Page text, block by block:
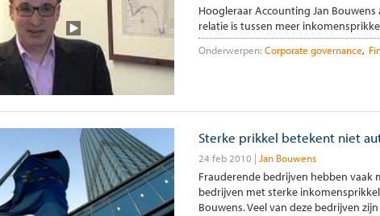
Hoogleraar Accounting Jan
relatie is tussen meer
Onderwerpen: Corporate governance
Sterke prikkel betekent niet
24 feb 2010 Jan Bouwens
Frauderende bedrijven hebben vaak
bedrijven met sterke
Bouwens. Veel van deze bedrijven